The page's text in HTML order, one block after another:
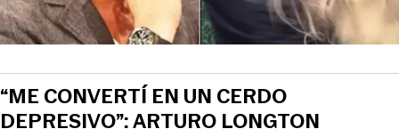
“ME CONVERTÍ EN UN CERDO
DEPRESIVO”: ARTURO LONGTON